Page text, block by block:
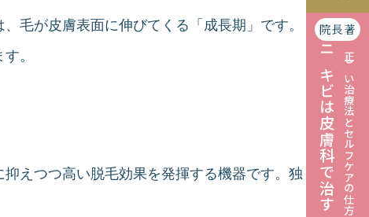
毛が皮膚表面に伸びてくる「成長期」です。
。
えつつ高い脱毛効果を発揮する機器です。独
院長著
正しい治療法とセルフケアの仕方
ニキビは皮膚科で治す